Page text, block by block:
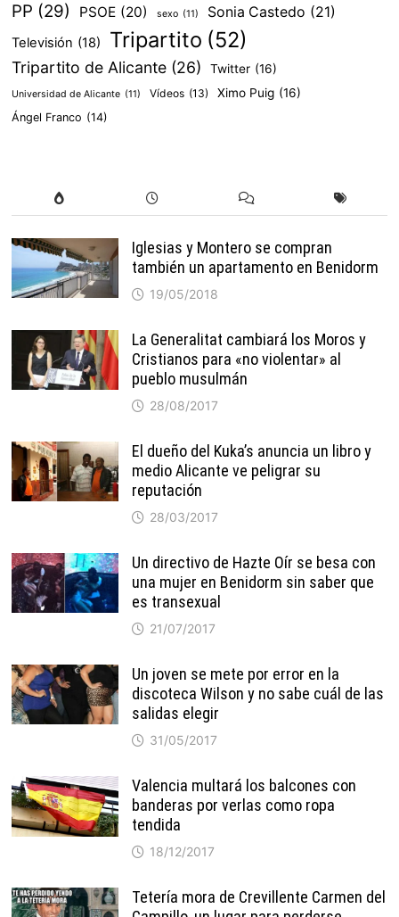
PP (29) PSOE (20) sexo (11) Sonia Castedo (21)
Televisión (18) Tripartito (52)
Tripartito de Alicante (26) Twitter (16)
Universidad de Alicante (11) Vídeos (13) Ximo Puig (16)
Ángel Franco (14)
Iglesias y Montero se compran
también un apartamento en Benidorm
19/05/2018
La Generalitat cambiará los Moros y
Cristianos para «no violentar» al
pueblo musulmán
28/08/2017
El dueño del Kuka’s anuncia un libro y
medio Alicante ve peligrar su
reputación
28/03/2017
Un directivo de Hazte Oír se besa con
una mujer en Benidorm sin saber que
es transexual
21/07/2017
Un joven se mete por error en la
discoteca Wilson y no sabe cuál de las
salidas elegir
31/05/2017
Valencia multará los balcones con
banderas por verlas como ropa
tendida
18/12/2017
Tetería mora de Crevillente Carmen del